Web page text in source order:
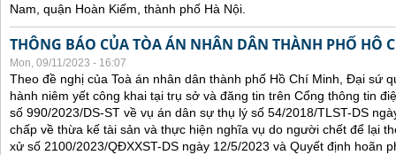
Nam, quận Hoàn Kiếm, thành phố Hà Nội.
THÔNG BÁO CỦA TÒA ÁN NHÂN DÂN THÀNH PHỐ HÔ
Mon, 09/11/2023 - 16:07
Theo đề nghị của Toà án nhân dân thành phố Hồ Chí Minh, Đại sứ
hành niêm yết công khai tại trụ sở và đăng tin trên Cổng thông tin
số 990/2023/DS-ST về vụ án dân sự thụ lý số 54/2018/TLST-DS
chấp về thừa kế tài sản và thực hiện nghĩa vụ do người chết để lại
xử số 2100/2023/QĐXXST-DS ngày 12/5/2023 và Quyết định hoãn